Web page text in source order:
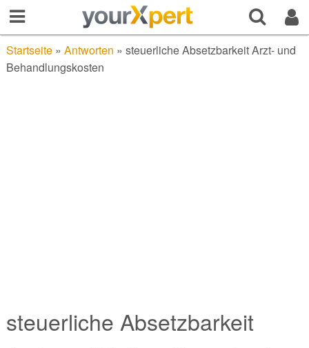
Startseite» Antworten » steuerliche Absetzbarkeit Arzt- und
Behandlungskosten
steuerliche Absetzbarkeit